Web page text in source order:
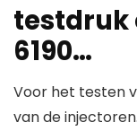
testdruk
6190…
Voor het testen
van de injectoren.